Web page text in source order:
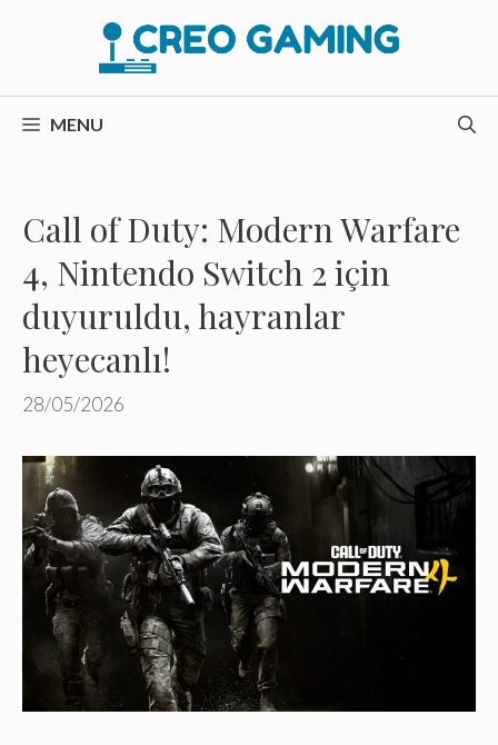
MENU
Call of Duty: Modern Warfare
4, Nintendo Switch 2 için
duyuruldu, hayranlar
heyecanlı!
28/05/2026